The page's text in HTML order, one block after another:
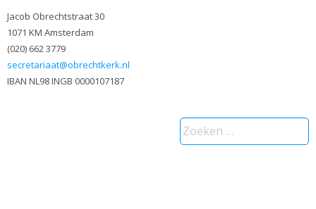
Jacob Obrechtstraat 30
1071 KM Amsterdam
(020) 662 3779
secretariaat@obrechtkerk.nl
IBAN NL98 INGB 0000107187
Zoeken
naar: